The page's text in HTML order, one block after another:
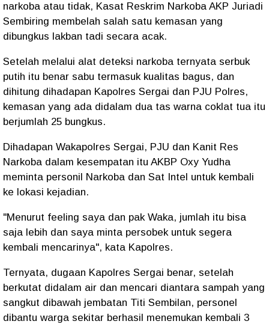
narkoba atau tidak, Kasat Reskrim Narkoba AKP Juriadi
Sembiring membelah salah satu kemasan yang
dibungkus lakban tadi secara acak.
Setelah melalui alat deteksi narkoba ternyata serbuk
putih itu benar sabu termasuk kualitas bagus, dan
dihitung dihadapan Kapolres Sergai dan PJU Polres,
kemasan yang ada didalam dua tas warna coklat tua itu
berjumlah 25 bungkus.
Dihadapan Wakapolres Sergai, PJU dan Kanit Res
Narkoba dalam kesempatan itu AKBP Oxy Yudha
meminta personil Narkoba dan Sat Intel untuk kembali
ke lokasi kejadian.
"Menurut feeling saya dan pak Waka, jumlah itu bisa
saja lebih dan saya minta persobek untuk segera
kembali mencarinya", kata Kapolres.
Ternyata, dugaan Kapolres Sergai benar, setelah
berkutat didalam air dan mencari diantara sampah yang
sangkut dibawah jembatan Titi Sembilan, personel
dibantu warga sekitar berhasil menemukan kembali 3